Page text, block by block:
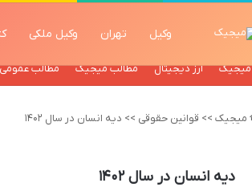
وکیل تهران وکیل ملکی
میجیک ارز دیجیتال مطالب میجیک مطالب
میجیک >> قوانین حقوقی >> دیه انسان در سال ۱۴۰۲
دیه انسان در سال ۱۴۰۲